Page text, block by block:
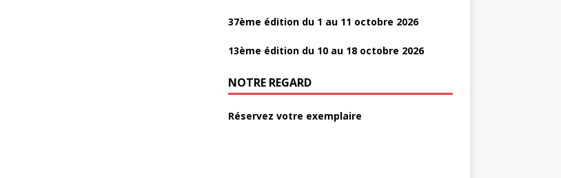
37ème édition du 1 au 11 octobre 2026
13ème édition du 10 au 18 octobre 2026
NOTRE REGARD
Réservez votre exemplaire